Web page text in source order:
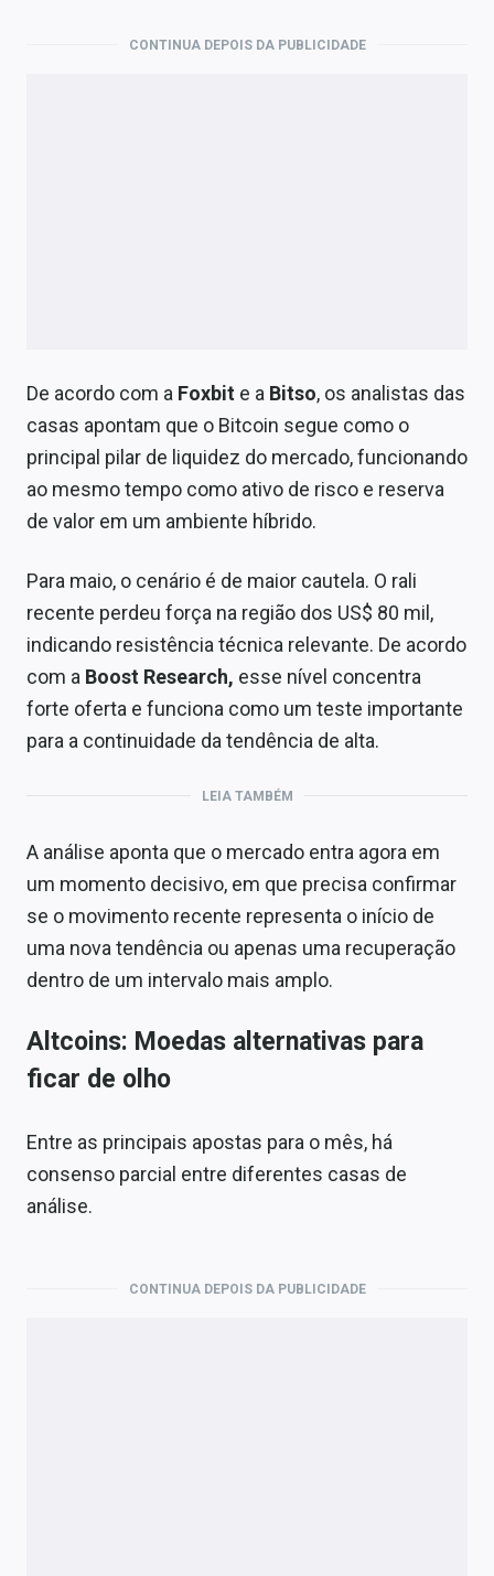
CONTINUA DEPOIS DA PUBLICIDADE
De acordo com a Foxbit e a Bitso, os analistas das
casas apontam que o Bitcoin segue como o
principal pilar de liquidez do mercado, funcionando
ao mesmo tempo como ativo de risco e reserva
de valor em um ambiente híbrido.
Para maio, o cenário é de maior cautela. O rali
recente perdeu força na região dos US$ 80 mil,
indicando resistência técnica relevante. De acordo
com a Boost Research, esse nível concentra
forte oferta e funciona como um teste importante
para a continuidade da tendência de alta.
LEIA TAMBÉM
A análise aponta que o mercado entra agora em
um momento decisivo, em que precisa confirmar
se o movimento recente representa o início de
uma nova tendência ou apenas uma recuperação
dentro de um intervalo mais amplo.
Altcoins: Moedas alternativas para
ficar de olho
Entre as principais apostas para o mês, há
consenso parcial entre diferentes casas de
análise.
CONTINUA DEPOIS DA PUBLICIDADE